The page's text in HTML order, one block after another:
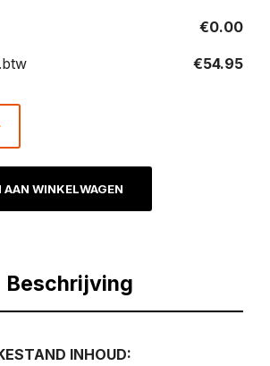
€0.00
€54.95
AAN WINKELWAGEN
Beschrijving
INHOUD: